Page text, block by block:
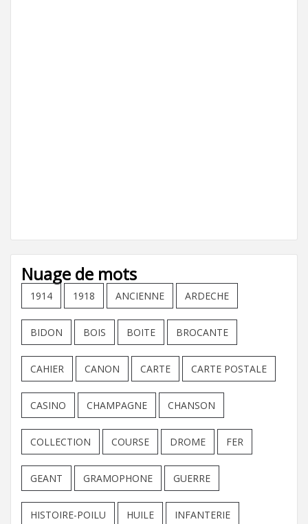
Nuage de mots
1914 1918 ANCIENNE ARDECHE
BIDON BOIS BOITE BROCANTE
CAHIER CANON CARTE CARTE POSTALE
CASINO CHAMPAGNE CHANSON
COLLECTION COURSE DROME FER
GEANT GRAMOPHONE GUERRE
HISTOIRE-POILU HUILE INFANTERIE